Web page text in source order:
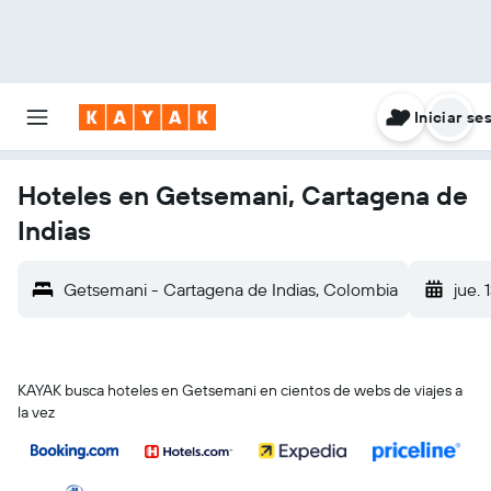
Iniciar
Hoteles en Getsemani, Cartagena de
Indias
Getsemani - Cartagena de Indias, Colombia jue.
KAYAK busca hoteles en Getsemani en cientos de webs de viajes a
la vez